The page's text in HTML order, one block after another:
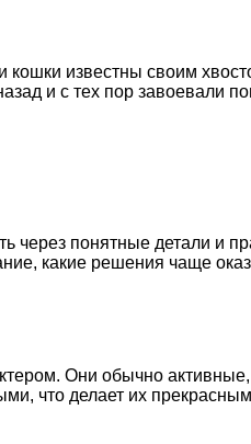
известны своим
и с тех пор завоевали
через понятные детали и
какие решения чаще
Они обычно
что делает их